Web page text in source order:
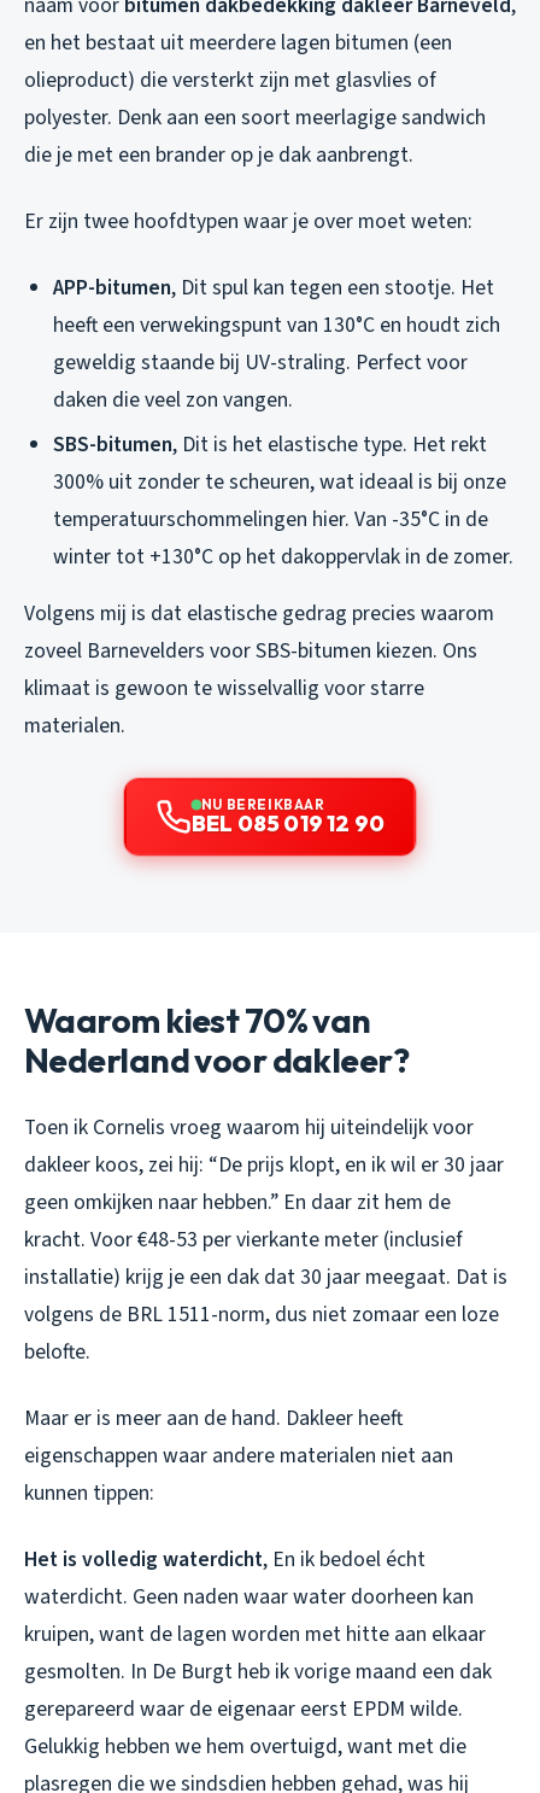
en het bestaat uit meerdere lagen bitumen (een
olieproduct) die versterkt zijn met glasvlies of
polyester. Denk aan een soort meerlagige sandwich
die je met een brander op je dak aanbrengt.
Er zijn twee hoofdtypen waar je over moet weten:
APP-bitumen, Dit spul kan tegen een stootje. Het
heeft een verwekingspunt van 130°C en houdt zich
geweldig staande bij UV-straling. Perfect voor
daken die veel zon vangen.
SBS-bitumen, Dit is het elastische type. Het rekt
300% uit zonder te scheuren, wat ideaal is bij onze
temperatuurschommelingen hier. Van -35°C in de
winter tot +130°C op het dakoppervlak in de zomer.
Volgens mij is dat elastische gedrag precies waarom
zoveel Barnevelders voor SBS-bitumen kiezen. Ons
klimaat is gewoon te wisselvallig voor starre
materialen.
NU BEREIKBAAR
BEL 085 019 12 90
Waarom kiest 70% van
Nederland voor dakleer?
Toen ik Cornelis vroeg waarom hij uiteindelijk voor
dakleer koos, zei hij: “De prijs klopt, en ik wil er 30 jaar
geen omkijken naar hebben.” En daar zit hem de
kracht. Voor €48-53 per vierkante meter (inclusief
installatie) krijg je een dak dat 30 jaar meegaat. Dat is
volgens de BRL 1511-norm, dus niet zomaar een loze
belofte.
Maar er is meer aan de hand. Dakleer heeft
eigenschappen waar andere materialen niet aan
kunnen tippen:
Het is volledig waterdicht, En ik bedoel écht
waterdicht. Geen naden waar water doorheen kan
kruipen, want de lagen worden met hitte aan elkaar
gesmolten. In De Burgt heb ik vorige maand een dak
gerepareerd waar de eigenaar eerst EPDM wilde.
Gelukkig hebben we hem overtuigd, want met die
plasregen die we sindsdien hebben gehad, was hij